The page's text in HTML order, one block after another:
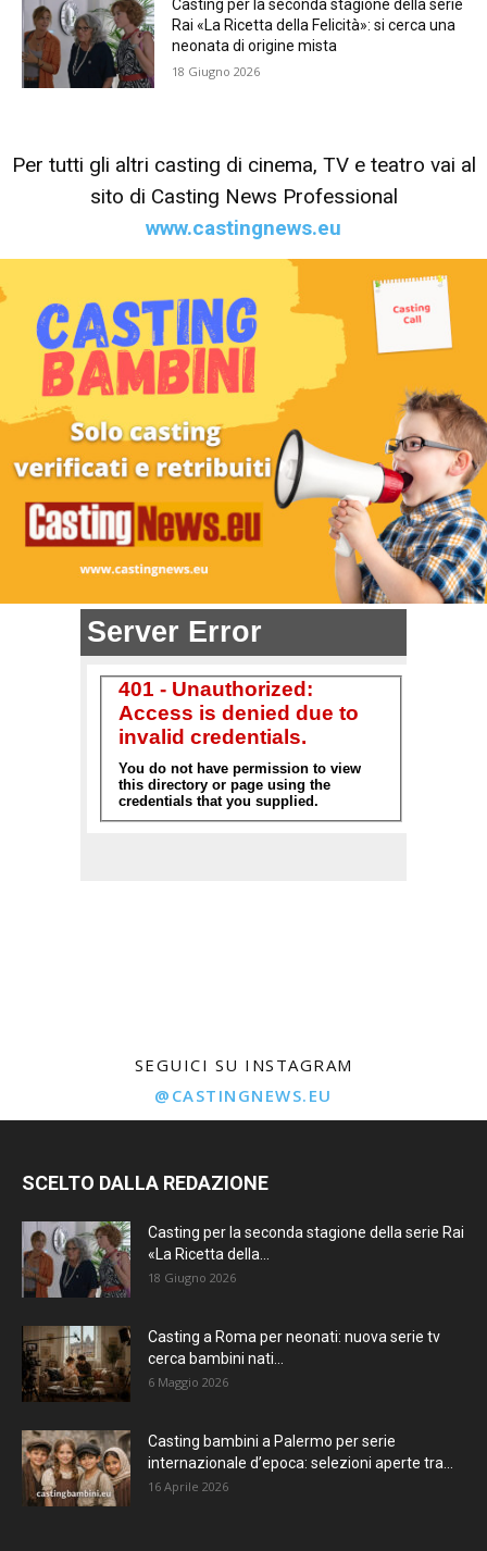
Casting per la seconda stagione della serie
Rai «La Ricetta della Felicità»: si cerca una
neonata di origine mista
18 Giugno 2026
Per tutti gli altri casting di cinema, TV e teatro vai al
sito di Casting News Professional
www.castingnews.eu
SEGUICI SU INSTAGRAM
@CASTINGNEWS.EU
SCELTO DALLA REDAZIONE
Casting per la seconda stagione della serie Rai
«La Ricetta della...
18 Giugno 2026
Casting a Roma per neonati: nuova serie tv
cerca bambini nati...
6 Maggio 2026
Casting bambini a Palermo per serie
internazionale d’epoca: selezioni aperte tra...
16 Aprile 2026